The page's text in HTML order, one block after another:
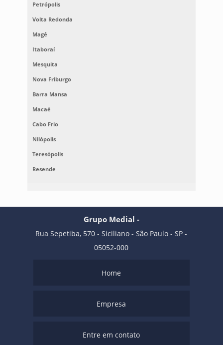
Petrópolis
Volta Redonda
Magé
Itaboraí
Mesquita
Nova Friburgo
Barra Mansa
Macaé
Cabo Frio
Nilópolis
Teresópolis
Resende
Grupo Medial -
Rua Sepetiba, 570 - Siciliano - São Paulo - SP -
05052-000
Home
Empresa
Entre em contato